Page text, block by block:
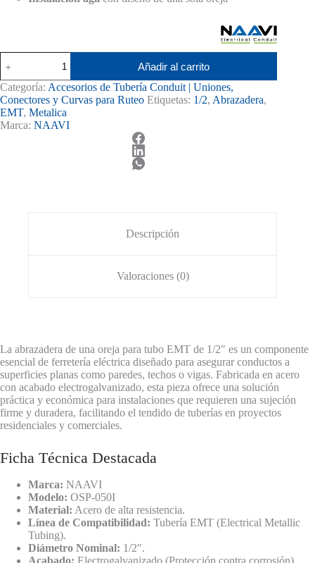
Oreja
EMT
de
Acero
1/2"
Añadir al carrito
Categoría: Accesorios de Tubería Conduit | Uniones,
Conectores y Curvas para Ruteo Etiquetas: 1/2, Abrazadera,
EMT, Metalica
Marca: NAAVI
Descripción
Valoraciones (0)
La abrazadera de una oreja para tubo EMT de 1/2″ es un componente
esencial de ferretería eléctrica diseñado para asegurar conductos a
superficies planas como paredes, techos o vigas. Fabricada en acero
con acabado electrogalvanizado, esta pieza ofrece una solución
práctica y económica para instalaciones que requieren una sujeción
firme y duradera, facilitando el tendido de tuberías en proyectos
residenciales y comerciales.
Ficha Técnica Destacada
Marca: NAAVI
Modelo: OSP-050I
Material: Acero de alta resistencia.
Línea de Compatibilidad: Tubería EMT (Electrical Metallic
Tubing).
Diámetro Nominal: 1/2″.